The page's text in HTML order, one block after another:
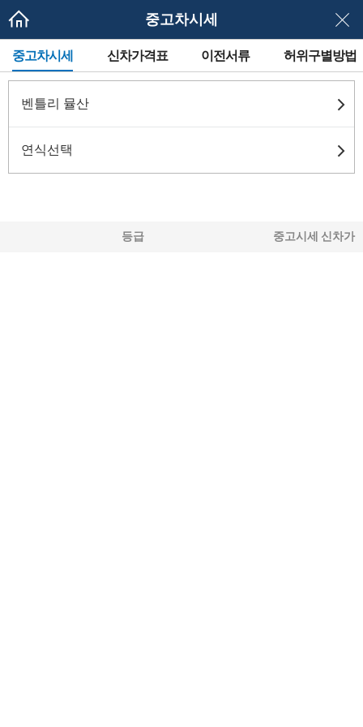
중고차시세
메
뉴
네
이
션
중고차시세 신차가격표 이전서류 허위구별방법
벤틀리 뮬산
연식선택
등급 중고시세 신차가